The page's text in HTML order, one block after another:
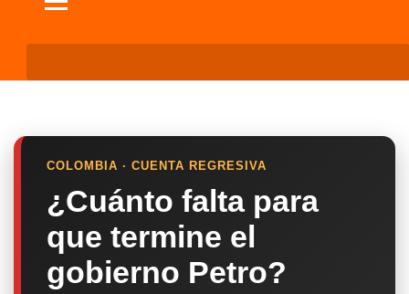
COLOMBIA · CUENTA REGRESIVA
¿Cuánto falta para
que termine el
gobierno Petro?